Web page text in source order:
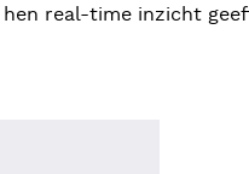
real-time inzicht